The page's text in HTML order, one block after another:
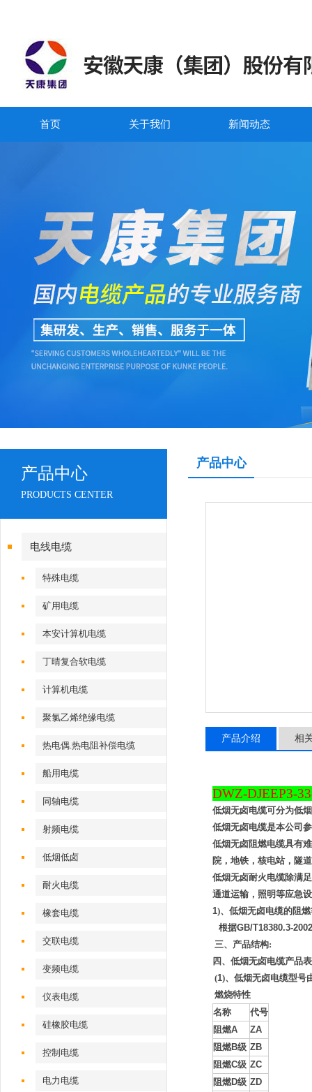
首页 关于我们 新闻动态
产品中心
PRODUCTS CENTER
电线电缆
特殊电缆
矿用电缆
本安计算机电缆
丁晴复合软电缆
计算机电缆
聚氯乙烯绝缘电缆
热电偶.热电阻补偿电缆
船用电缆
同轴电缆
射频电缆
低烟低卤
耐火电缆
橡套电缆
交联电缆
变频电缆
仪表电缆
硅橡胶电缆
控制电缆
电力电缆
产品中心
产品介绍 相
DWZ-DJEEP3-
低烟无卤电缆可分为低
低烟无卤电缆是本公司
低烟无卤阻燃电缆具有
院，地铁，核电站，隧
低烟无卤耐火电缆除满
通道运输，照明等应急
1)、低烟无卤电缆的阻
根据GB/T18380.3-2002
三、产品结构:
四、低烟无卤电缆产品
(1)、低烟无卤电缆型号
燃烧特性
名称
代号
阻燃A
ZA
阻燃B级 ZB
阻燃C级 ZC
阻燃D级 ZD